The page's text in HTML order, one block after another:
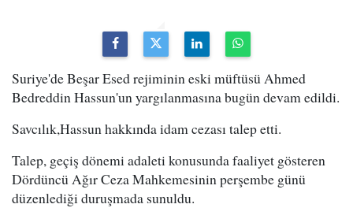
Suriye'de Beşar Esed rejiminin eski müftüsü Ahmed
Bedreddin Hassun'un yargılanmasına bugün devam edildi.
Savcılık,Hassun hakkında idam cezası talep etti.
Talep, geçiş dönemi adaleti konusunda faaliyet gösteren
Dördüncü Ağır Ceza Mahkemesinin perşembe günü
düzenlediği duruşmada sunuldu.